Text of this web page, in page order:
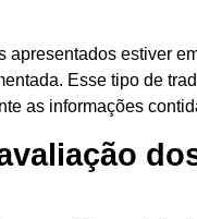
apresentados estiver
Esse tipo de
as informações